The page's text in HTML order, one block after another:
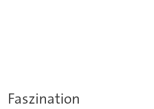
Faszination